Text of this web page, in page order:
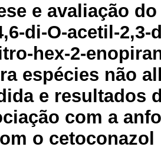
e avaliação
di-O-acetil-2,3-
hex-2-
espécies não
e resultados
com a
o cetoconazol